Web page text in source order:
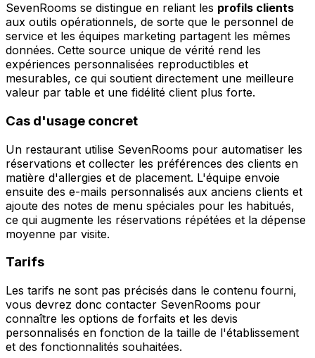
SevenRooms se distingue en reliant les profils clients
aux outils opérationnels, de sorte que le personnel de
service et les équipes marketing partagent les mêmes
données. Cette source unique de vérité rend les
expériences personnalisées reproductibles et
mesurables, ce qui soutient directement une meilleure
valeur par table et une fidélité client plus forte.
Cas d'usage concret
Un restaurant utilise SevenRooms pour automatiser les
réservations et collecter les préférences des clients en
matière d'allergies et de placement. L'équipe envoie
ensuite des e-mails personnalisés aux anciens clients et
ajoute des notes de menu spéciales pour les habitués,
ce qui augmente les réservations répétées et la dépense
moyenne par visite.
Tarifs
Les tarifs ne sont pas précisés dans le contenu fourni,
vous devrez donc contacter SevenRooms pour
connaître les options de forfaits et les devis
personnalisés en fonction de la taille de l'établissement
et des fonctionnalités souhaitées.